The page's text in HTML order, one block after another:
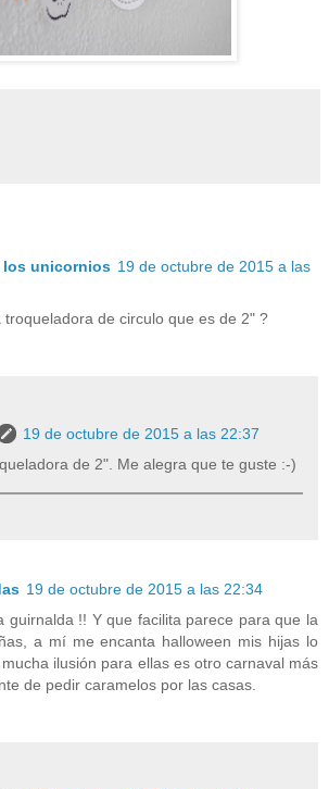
los unicornios 19 de octubre de 2015 a las
troqueladora de circulo que es de 2" ?
19 de octubre de 2015 a las 22:37
de 2". Me alegra que te guste :-)
19 de octubre de 2015 a las 22:34
guirnalda !! Y que facilita parece para que la
a mí me encanta halloween mis hijas lo
ilusión para ellas es otro carnaval más
de pedir caramelos por las casas.